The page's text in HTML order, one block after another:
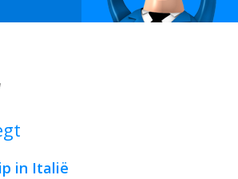
in Italië